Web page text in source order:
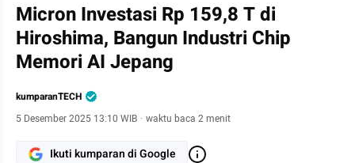
Micron Investasi Rp 159,8 T di
Hiroshima, Bangun Industri Chip
Memori AI Jepang
kumparanTECH
5 Desember 2025 13:10 WIB · waktu baca 2 menit
Ikuti kumparan di Google